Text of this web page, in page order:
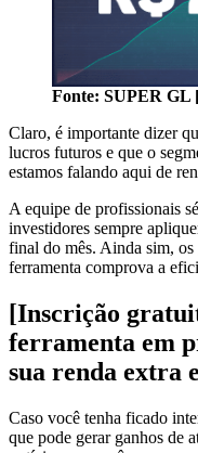
Fonte: SUPER
Claro, é importante dizer
lucros futuros e que o
estamos falando aqui de
A equipe de profissionais
investidores sempre
final do mês. Ainda sim, os
ferramenta comprova a
[Inscrição
ferramenta em
sua renda extra
Caso você tenha ficado
que pode gerar ganhos de